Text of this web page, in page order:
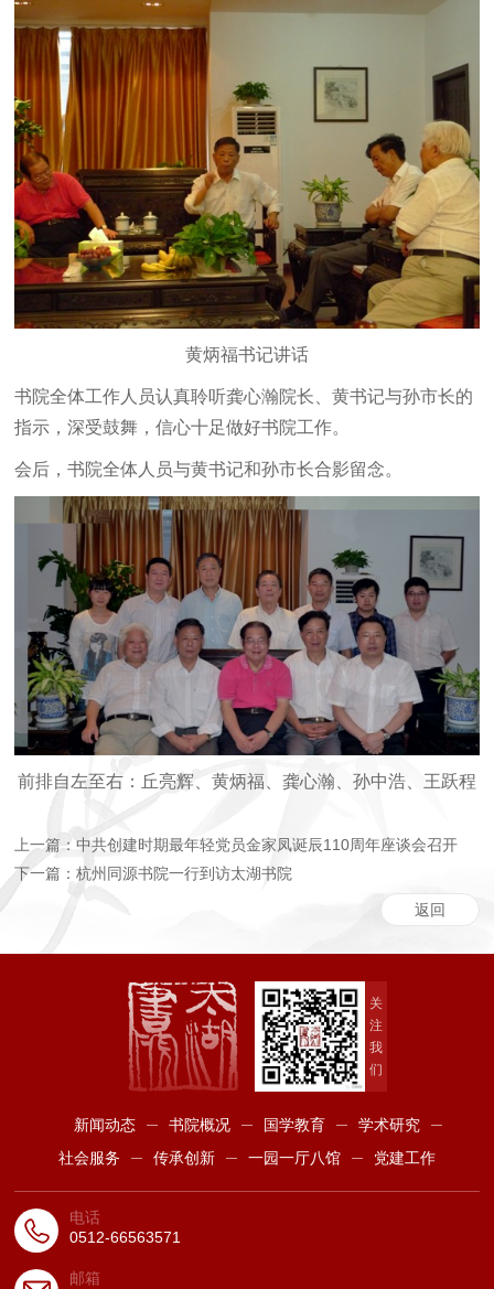
黄炳福书记讲话
书院全体工作人员认真聆听龚心瀚院长、黄书记与孙市长的
指示，深受鼓舞，信心十足做好书院工作。
会后，书院全体人员与黄书记和孙市长合影留念。
前排自左至右：丘亮辉、黄炳福、龚心瀚、孙中浩、王跃程
上一篇：中共创建时期最年轻党员金家凤诞辰110周年座谈会召开
下一篇：杭州同源书院一行到访太湖书院
返回
关
注
我
们
新闻动态 书院概况 国学教育
学术研究
社会服务
传承创新 一园一厅八馆 党建工作
电话
0512-66563571
邮箱